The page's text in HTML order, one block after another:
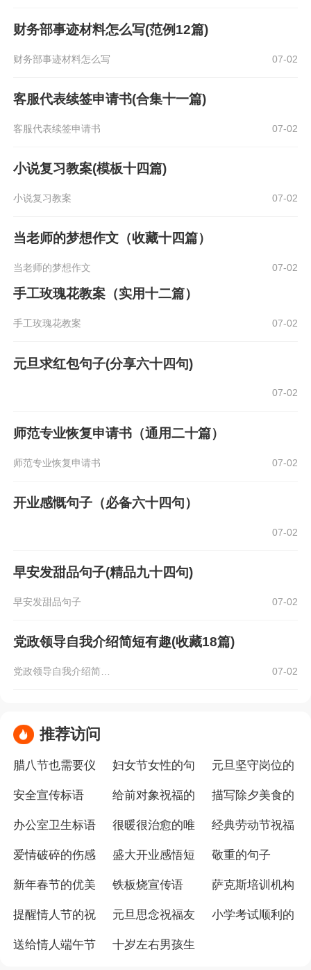
财务部事迹材料怎么写(范例12篇)
财务部事迹材料怎么写 07-02
客服代表续签申请书(合集十一篇)
客服代表续签申请书 07-02
小说复习教案(模板十四篇)
小说复习教案 07-02
当老师的梦想作文（收藏十四篇）
当老师的梦想作文 07-02
手工玫瑰花教案（实用十二篇）
手工玫瑰花教案 07-02
元旦求红包句子(分享六十四句)
07-02
师范专业恢复申请书（通用二十篇）
师范专业恢复申请书 07-02
开业感慨句子（必备六十四句）
07-02
早安发甜品句子(精品九十四句)
早安发甜品句子 07-02
党政领导自我介绍简短有趣(收藏18篇)
07-02
推荐访问
腊八节也需要仪
妇女节女性的句
元旦坚守岗位的
安全宣传标语
给前对象祝福的
描写除夕美食的
办公室卫生标语
很暖很治愈的唯
经典劳动节祝福
爱情破碎的伤感
盛大开业感悟短
敬重的句子
新年春节的优美
铁板烧宣传语
萨克斯培训机构
提醒情人节的祝
元旦思念祝福友
小学考试顺利的
送给情人端午节
十岁左右男孩生